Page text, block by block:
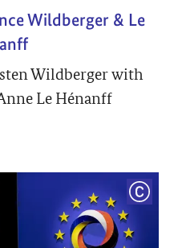
Wildberger & Le
Wildberger with
Le Hénanff